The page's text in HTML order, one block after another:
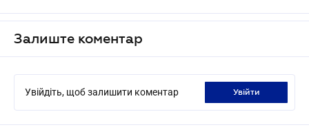
Залиште коментар
Увійдіть, щоб залишити коментар увійти